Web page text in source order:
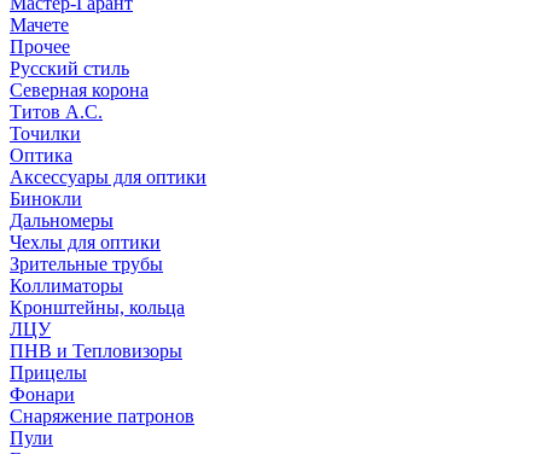
Мачете
Прочее
Русский стиль
Северная корона
Титов А.С.
Точилки
Оптика
Аксессуары для оптики
Бинокли
Дальномеры
Чехлы для оптики
Зрительные трубы
Коллиматоры
Кронштейны, кольца
ЛЦУ
ПНВ и Тепловизоры
Прицелы
Фонари
Снаряжение патронов
Пули